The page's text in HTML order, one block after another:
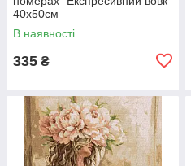
40х50см
В наявності
335 ₴